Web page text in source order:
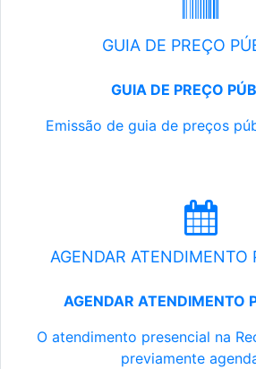
GUIA DE PREÇO
GUIA DE PREÇO
Emissão de guia de preços
AGENDAR ATENDIMENTO
AGENDAR ATENDIMENTO
O atendimento presencial na
previamente